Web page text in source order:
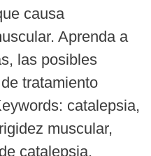
causa
Aprenda a
las posibles
tratamiento
catalepsia,
muscular,
catalepsia,